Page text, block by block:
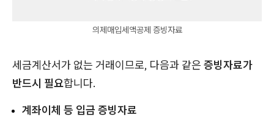
의제매입세액공제 증빙자료
세금계산서가 없는 거래이므로, 다음과 같은 증빙자료가
반드시 필요합니다.
계좌이체 등 입금 증빙자료